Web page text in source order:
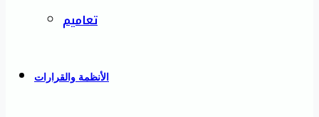
تعاميم
الأنظمة والقرارات